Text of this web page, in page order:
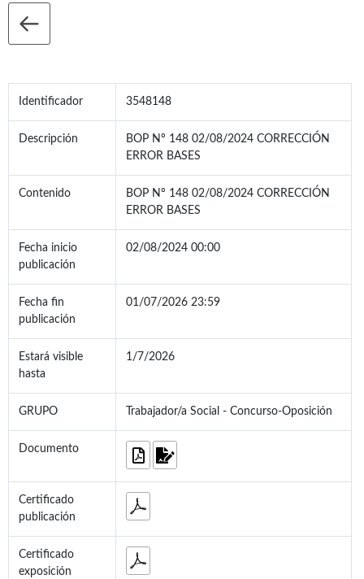
Identificador 3548148
Descripción
BOP Nº 148 02/08/2024 CORRECCIÓN
ERROR BASES
Contenido
BOP Nº 148 02/08/2024 CORRECCIÓN
ERROR BASES
Fecha inicio
publicación
02/08/2024 00:00
Fecha fin
publicación
01/07/2026 23:59
Estará visible
hasta
1/7/2026
GRUPO Trabajador/a Social - Concurso-Oposición
Documento
Certificado
publicación
Certificado
exposición